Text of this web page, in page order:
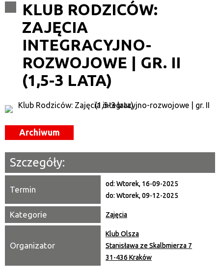
Kategoria
Trwające w zakresie
—
Miejsce
Organizator
KLUB RODZICÓW:
ZAJĘCIA
INTEGRACYJNO-
ROZWOJOWE | GR. II
(1,5-3 LATA)
Archiwum
Szczegóły:
Termin
od: Wtorek, 16-09-2025
do: Wtorek, 09-12-2025
Kategorie Zajęcia
Organizator
Klub Olsza
Stanisława ze Skalbmierza 7
31-436 Kraków